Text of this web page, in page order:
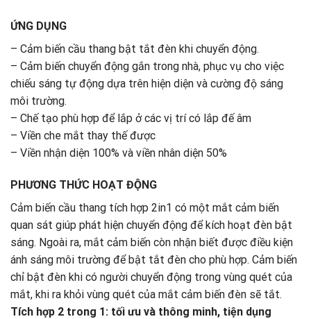
ỨNG DỤNG
– Cảm biến cầu thang bật tắt đèn khi chuyển động.
– Cảm biến chuyển động gắn trong nhà, phục vụ cho việc
chiếu sáng tự động dựa trên hiện diện và cường độ sáng
môi trường.
– Chế tạo phù hợp để lắp ở các vị trí có lắp đế âm
– Viền che mắt thay thế được
– Viền nhận diện 100% và viền nhân diện 50%
PHƯƠNG THỨC HOẠT ĐỘNG
Cảm biến cầu thang tích hợp 2in1 có một mắt cảm biến
quan sát giúp phát hiện chuyển động để kích hoạt đèn bật
sáng. Ngoài ra, mắt cảm biến còn nhận biết được điều kiện
ánh sáng môi trường để bật tắt đèn cho phù hợp. Cảm biến
chỉ bật đèn khi có người chuyển động trong vùng quét của
mắt, khi ra khỏi vùng quét của mắt cảm biến đèn sẽ tắt.
Tích hợp 2 trong 1: tối ưu và thông minh, tiện dụng